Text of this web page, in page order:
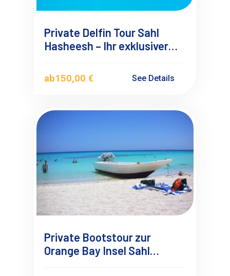
Private Delfin Tour Sahl
Hasheesh – Ihr exklusiver
ab150,00 € See Details
Private Bootstour zur
Orange Bay Insel Sahl